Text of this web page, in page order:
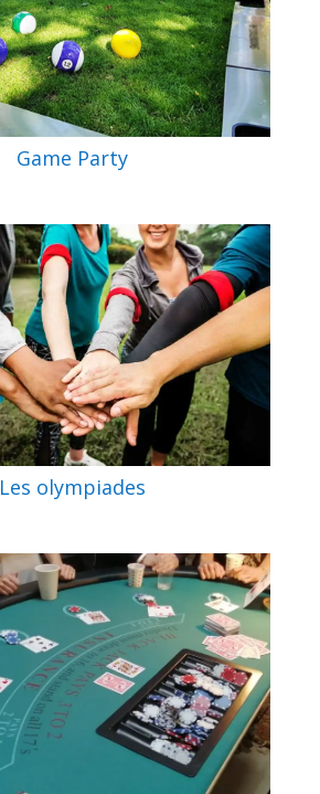
Game Party
Les olympiades